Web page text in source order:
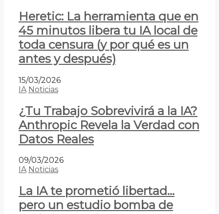
Heretic: La herramienta que en
45 minutos libera tu IA local de
toda censura (y por qué es un
antes y después)
15/03/2026
IA Noticias
¿Tu Trabajo Sobrevivirá a la IA?
Anthropic Revela la Verdad con
Datos Reales
09/03/2026
IA Noticias
La IA te prometió libertad…
pero un estudio bomba de